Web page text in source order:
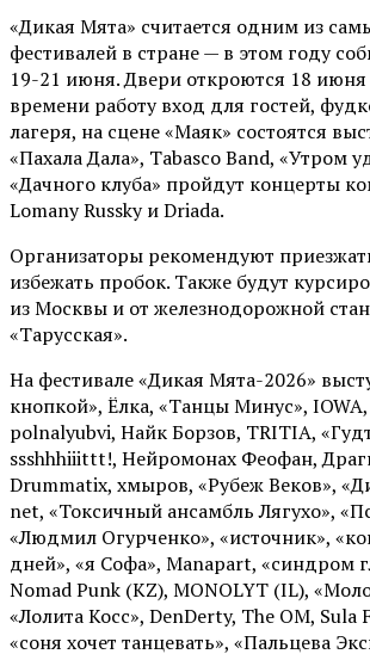
«Дикая Мята» считается одним из
фестивалей в стране — в этом году
19-21 июня. Двери откроются 18 июня
времени работу вход для гостей,
лагеря, на сцене «Маяк» состоятся
«Пахала Дала», Tabasco Band, «Утром
«Дачного клуба» пройдут концерты
Lomany Russky и Driada.
Организаторы рекомендуют
избежать пробок. Также будут
из Москвы и от железнодорожной
«Тарусская».
На фестивале «Дикая Мята-2026»
кнопкой», Ёлка, «Танцы Минус»,
polnalyubvi, Найк Борзов, TRITIA,
ssshhhiiittt!, Нейромонах Феофан,
Drummatix, хмыров, «Рубеж Веков»,
net, «Токсичный ансамбль Лягухо»,
«Людмил Огурченко», «источник»,
дней», «я Софа», Manapart, «синдром
Nomad Punk (KZ), MONOLYT (IL),
«Лолита Косс», DenDerty, The OM,
«соня хочет танцевать», «Пальцева